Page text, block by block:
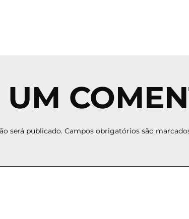
UM
será publicado. Campos obrigatórios são